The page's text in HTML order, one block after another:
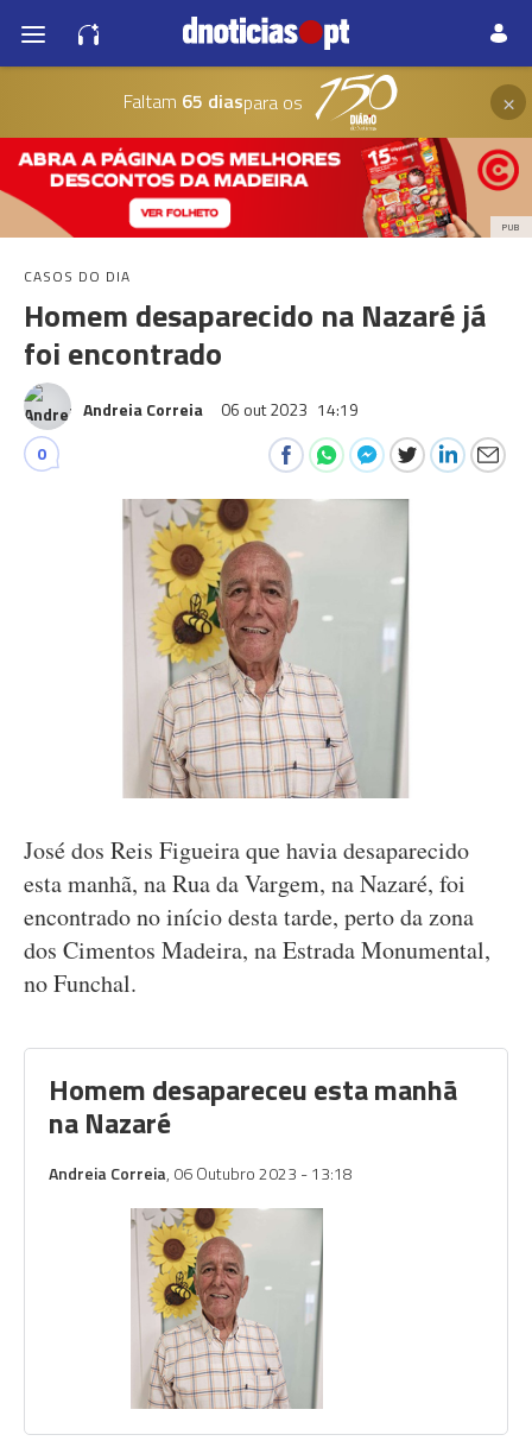
Faltam 65 diaspara os ×
PUB
CASOS DO DIA
Homem desaparecido na Nazaré já
foi encontrado
Andreia Correia 06 out 2023 14:19
0
José dos Reis Figueira que havia desaparecido
esta manhã, na Rua da Vargem, na Nazaré, foi
encontrado no início desta tarde, perto da zona
dos Cimentos Madeira, na Estrada Monumental,
no Funchal.
Homem desapareceu esta manhã
na Nazaré
Andreia Correia, 06 Outubro 2023 - 13:18